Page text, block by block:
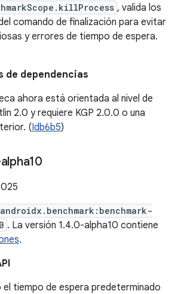
, valida los
comando de finalización para evitar
y errores de tiempo de espera.
de dependencias
ahora está orientada al nivel de
2.0 y requiere KGP 2.0.0 o una
(Idb6b5)
androidx.benchmark:benchmark-
. La versión 1.4.0-alpha10 contiene
.
el tiempo de espera predeterminado